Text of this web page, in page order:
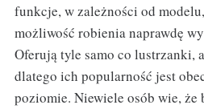
funkcje, w zależności od
możliwość robienia naprawdę
Oferują tyle samo co lustrzanki,
dlatego ich popularność jest
poziomie. Niewiele osób wie, że